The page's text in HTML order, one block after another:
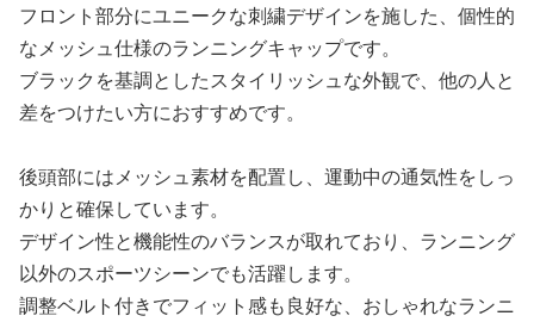
フロント部分にユニークな刺繍デザインを施した、個性的
なメッシュ仕様のランニングキャップです。
ブラックを基調としたスタイリッシュな外観で、他の人と
差をつけたい方におすすめです。
後頭部にはメッシュ素材を配置し、運動中の通気性をしっ
かりと確保しています。
デザイン性と機能性のバランスが取れており、ランニング
以外のスポーツシーンでも活躍します。
調整ベルト付きでフィット感も良好な、おしゃれなランニ